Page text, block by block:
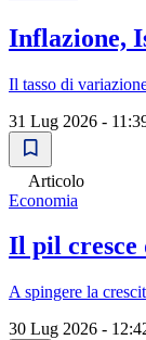
Inflazione,
Il tasso di
31 Lug 2026 -
Articolo
Economia
Il pil cresce
A spingere la
30 Lug 2026 -